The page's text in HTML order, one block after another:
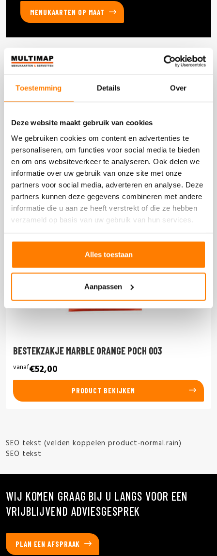
Toestemming Details Over
Deze website maakt gebruik van cookies
We gebruiken cookies om content en advertenties te
personaliseren, om functies voor social media te bieden
en om ons websiteverkeer te analyseren. Ook delen we
informatie over uw gebruik van onze site met onze
partners voor social media, adverteren en analyse. Deze
partners kunnen deze gegevens combineren met andere
informatie die u aan ze heeft verstrekt of die ze hebben
verzameld op basis van uw gebruik van hun services.
Alles toestaan
Aanpassen
MENUKAARTEN OP MAAT
BESTEKZAKJE MARBLE ORANGE POCH 003
vanaf€52,00
PRODUCT BEKIJKEN
SEO tekst (velden koppelen product-normal.rain)
SEO tekst
WIJ KOMEN GRAAG BIJ U LANGS VOOR EEN
VRIJBLIJVEND ADVIESGESPREK
PLAN EEN AFSPRAAK